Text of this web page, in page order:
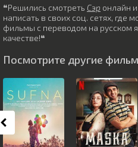
❝Решились смотреть Сэр онлайн
написать в своих соц. сетях, где
фильмы с переводом на русском
качестве!❝
Посмотрите другие